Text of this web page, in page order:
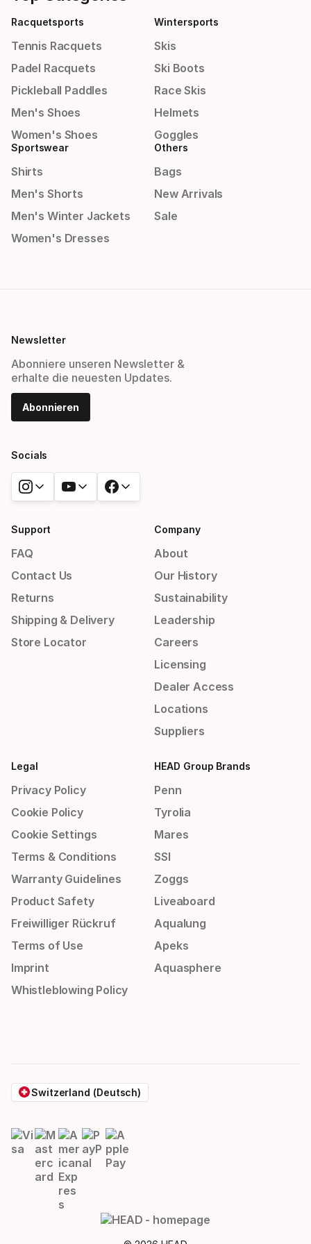
Racquetsports
Tennis Racquets
Padel Racquets
Pickleball Paddles
Men's Shoes
Women's Shoes
Wintersports
Skis
Ski Boots
Race Skis
Helmets
Goggles
Sportswear
Shirts
Men's Shorts
Men's Winter Jackets
Women's Dresses
Others
Bags
New Arrivals
Sale
Newsletter
Abonniere unseren Newsletter &
erhalte die neuesten Updates.
Abonnieren
Socials
Support
FAQ
Contact Us
Returns
Shipping & Delivery
Store Locator
Company
About
Our History
Sustainability
Leadership
Careers
Licensing
Dealer Access
Locations
Suppliers
Legal
Privacy Policy
Cookie Policy
Cookie Settings
Terms & Conditions
Warranty Guidelines
Product Safety
Freiwilliger Rückruf
Terms of Use
Imprint
Whistleblowing Policy
HEAD Group Brands
Penn
Tyrolia
Mares
SSI
Zoggs
Liveaboard
Aqualung
Apeks
Aquasphere
Switzerland (Deutsch)